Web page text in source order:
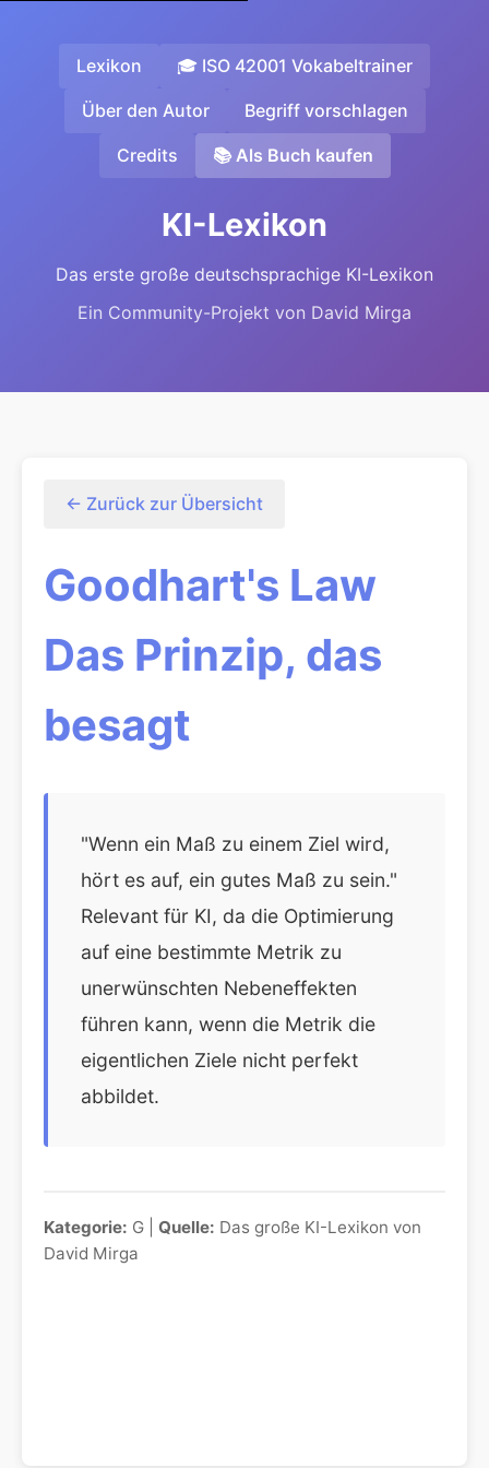
Lexikon 🎓 ISO 42001 Vokabeltrainer
Über den Autor Begriff vorschlagen
Credits 📚 Als Buch kaufen
KI-Lexikon
Das erste große deutschsprachige KI-Lexikon
Ein Community-Projekt von David Mirga
← Zurück zur Übersicht
Goodhart's Law
Das Prinzip, das
besagt
"Wenn ein Maß zu einem Ziel wird,
hört es auf, ein gutes Maß zu sein."
Relevant für KI, da die Optimierung
auf eine bestimmte Metrik zu
unerwünschten Nebeneffekten
führen kann, wenn die Metrik die
eigentlichen Ziele nicht perfekt
abbildet.
Kategorie: G | Quelle: Das große KI-Lexikon von
David Mirga